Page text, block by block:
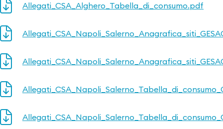
Allegati_CSA_Alghero_Tabella_di_consumo.pdf